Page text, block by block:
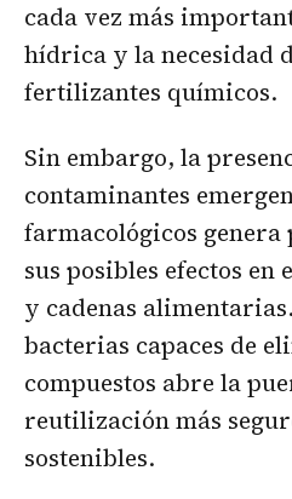
cada vez más
hídrica y la necesidad
fertilizantes químicos.
Sin embargo, la
contaminantes
farmacológicos genera
sus posibles efectos en
y cadenas
bacterias capaces de
compuestos abre la
reutilización más
sostenibles.